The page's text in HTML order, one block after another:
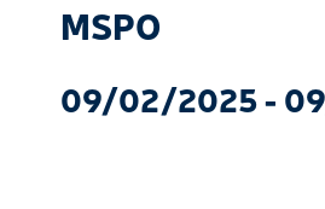
MSPO
09/02/2025 -